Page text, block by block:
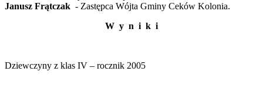
Janusz Frątczak - Zastępca Wójta Gminy Ceków Kolonia.
W y n i k i
Dziewczyny z klas IV – rocznik 2005